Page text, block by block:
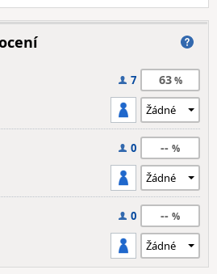
7 63
0 --
0 --